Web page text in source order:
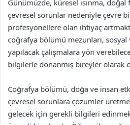
Günümüzde, küresel ısınma,
çevresel sorunlar nedeniyle çevre
profesyonellere olan ihtiyaç
coğrafya bölümü mezunları, sosyal
yapılacak çalışmalara yön
bilgilerle donanmış bireyler olarak
Coğrafya bölümü, doğa ve insan
çevresel sorunlara çözümler
gelecek için gerekli bilgileri